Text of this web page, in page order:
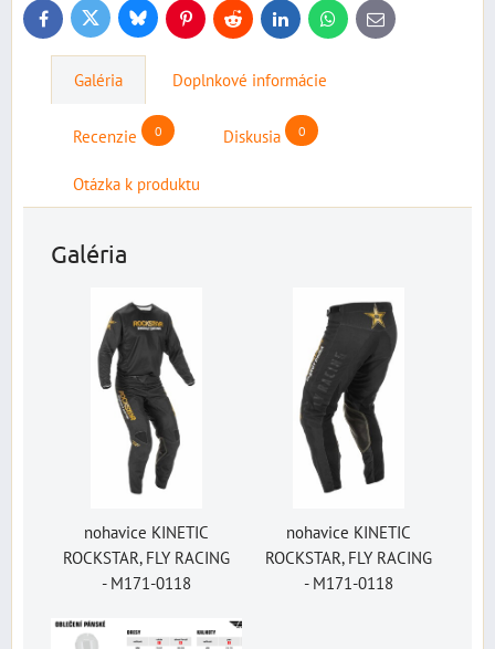
FacebookTwitter BlueskyPinterestReddit LinkedInWhatsApp
E-
mail
Galéria Doplnkové informácie
Recenzie 0 Diskusia 0
Otázka k produktu
Galéria
nohavice KINETIC
ROCKSTAR, FLY RACING
- M171-0118
nohavice KINETIC
ROCKSTAR, FLY RACING
- M171-0118